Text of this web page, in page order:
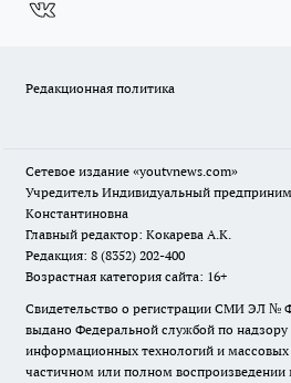
Редакционная политика
Сетевое издание «youtvnews.com»
Учредитель Индивидуальный
Константиновна
Главный редактор: Кокарева А.К.
Редакция: 8 (8352) 202-400
Возрастная категория сайта: 16+
Свидетельство о регистрации СМИ ЭЛ №
выдано Федеральной службой по надзору
информационных технологий и
частичном или полном воспроизведении